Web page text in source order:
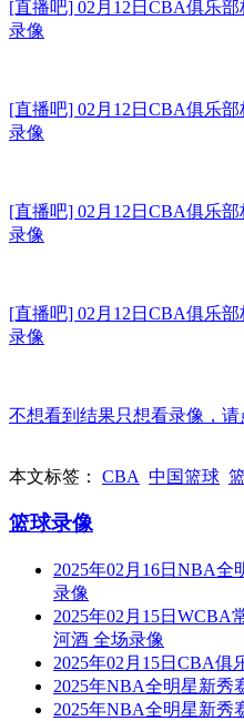
[直播吧] 02月12日CBA俱乐
录像
[直播吧] 02月12日CBA俱乐
录像
[直播吧] 02月12日CBA俱乐
录像
[直播吧] 02月12日CBA俱乐
录像
不想看到结果只想看录像，
本文标签： CBA 中国篮球
篮球录像
2025年02月16日NBA全
录像
2025年02月15日WCBA
河酒 全场录像
2025年02月15日CBA俱
2025年NBA全明星新秀
2025年NBA全明星新秀